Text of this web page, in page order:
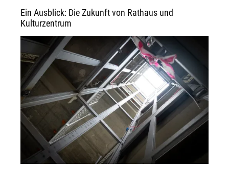
Ein Ausblick: Die Zukunft von Rathaus und
Kulturzentrum